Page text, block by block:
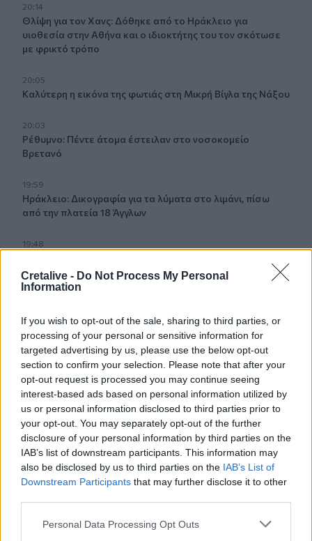
Cretalive - Do Not Process My Personal
Information
If you wish to opt-out of the sale, sharing to third parties, or
processing of your personal or sensitive information for
targeted advertising by us, please use the below opt-out
section to confirm your selection. Please note that after your
opt-out request is processed you may continue seeing
interest-based ads based on personal information utilized by
us or personal information disclosed to third parties prior to
your opt-out. You may separately opt-out of the further
disclosure of your personal information by third parties on the
IAB’s list of downstream participants. This information may
also be disclosed by us to third parties on the IAB’s List of
Downstream Participants that may further disclose it to other
Personal Data Processing Opt Outs
20:14
Θλίψη για τον Χανς: Δόθηκε από το Ηράκλειο για
υιοθεσία στην Αθήνα και ο ιδιοκτήτης του τον σκότωσε
με φρικτό τρόπο
20:05
Καλύτερη η εικόνα της φωτιάς στη Μικρή Βίγλα της Νάξου
20:03
Ρέθυμνο: Πέντε άτομα έστειλαν στο νοσοκομείο
Βρετανό
19:59
Ηράκλειο: Δικογραφία για τα λύματα στο λιμάνι, πίσω
από την πλατεία 18 Άγγλων
19:48
Αθήνα και στην περιοχή της Πανεπιστημιούπολης
Ζωγράφου
19:33
Στέγνωσαν οι βρύσες σε Μαραθίτη και Βασιλειές
19:23
Τραγωδία στην Πάρο: Πνίγηκε 4χρονος σε πισίνα beach
bar
19:15
Συνελήφθη 49χρονος, βασικό μέλος της εγκληματικής
οργάνωσης του «Έντικ»
19:13